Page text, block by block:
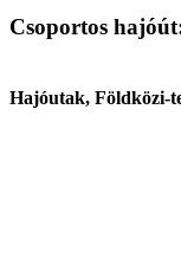
Csoportos
Hajóutak, Földközi-